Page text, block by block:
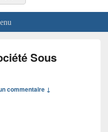
Sous
commentaire ↓